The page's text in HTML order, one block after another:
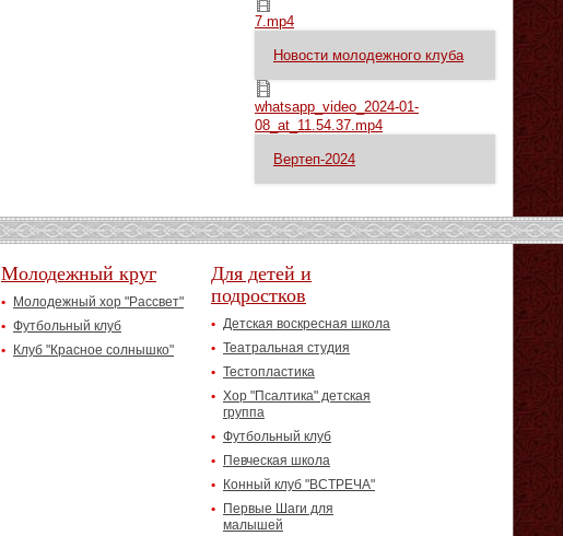
7.mp4
Новости молодежного клуба
whatsapp_video_2024-01-08_at_11.54.37.mp4
whatsapp_video_2024-01-
08_at_11.54.37.mp4
Вертеп-2024
Молодежный круг
Молодежный хор "Рассвет"
Футбольный клуб
Клуб "Красное солнышко"
Для детей и
подростков
Детская воскресная школа
Театральная студия
Тестопластика
Хор "Псалтика" детская
группа
Футбольный клуб
Певческая школа
Конный клуб "ВСТРЕЧА"
Первые Шаги для
малышей